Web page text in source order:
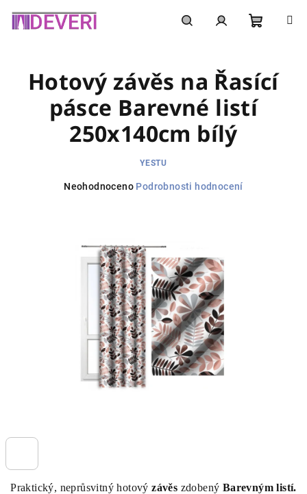
košík
Praktický, neprůsvitný hotovýzávěs zdobený Barevným listí.
Hotový závěs na Řasící
pásce Barevné listí
250x140cm bílý
YESTU
Průměrné
hvězdiček.
Neohodnoceno Podrobnosti hodnocení